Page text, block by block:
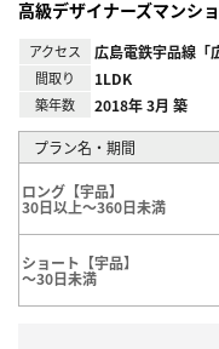
高級デザイナーズマンシ
アクセス 広島電鉄宇品線「
間取り 1LDK
築年数 2018年 3月 築
プラン名・期間
ロング【宇品】
30日以上～360日未満
ショート【宇品】
～30日未満